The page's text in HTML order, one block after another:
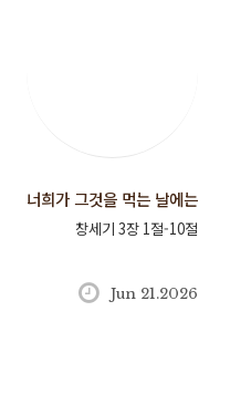
너희가 그것을 먹는 날에는
창세기 3장 1절-10절
Jun 21.2026